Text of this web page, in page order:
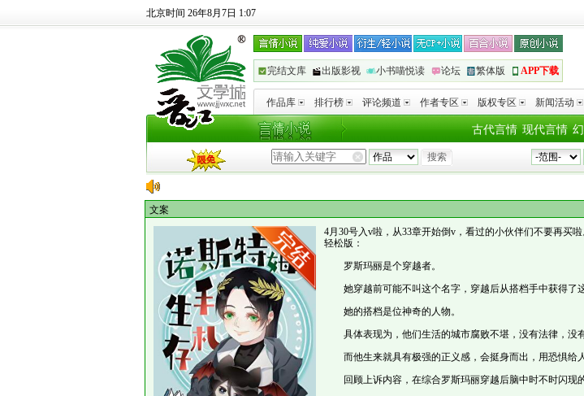
北京时间 26年8月7日 1:07
完结文库 出版影视 小书喵悦读 论坛 繁体版 APP下载
作品库 排行榜 评论频道 作者专区 版权专区 新闻活动
现代言情
古代言情
文案
4月30号入v啦，从33章开始倒v，看过的小伙伴们不要再买啦
轻松版：
罗斯玛丽是个穿越者。
她穿越前可能不叫这个名字，穿越后从搭档手中获得了这
她的搭档是位神奇的人物。
具体表现为，他们生活的城市腐败不堪，没有法律，没有
而他生来就具有极强的正义感，会挺身而出，用恐惧给人
回顾上诉内容，在综合罗斯玛丽穿越后脑中时不时闪现的